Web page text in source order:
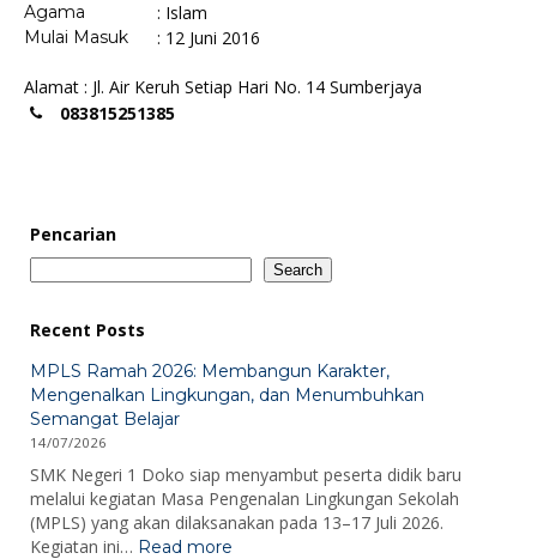
Agama : Islam
Mulai Masuk : 12 Juni 2016
Alamat : Jl. Air Keruh Setiap Hari No. 14 Sumberjaya
083815251385
Pencarian
Search
Recent Posts
MPLS Ramah 2026: Membangun Karakter,
Mengenalkan Lingkungan, dan Menumbuhkan
Semangat Belajar
14/07/2026
SMK Negeri 1 Doko siap menyambut peserta didik baru
melalui kegiatan Masa Pengenalan Lingkungan Sekolah
(MPLS) yang akan dilaksanakan pada 13–17 Juli 2026.
Kegiatan ini… Read more